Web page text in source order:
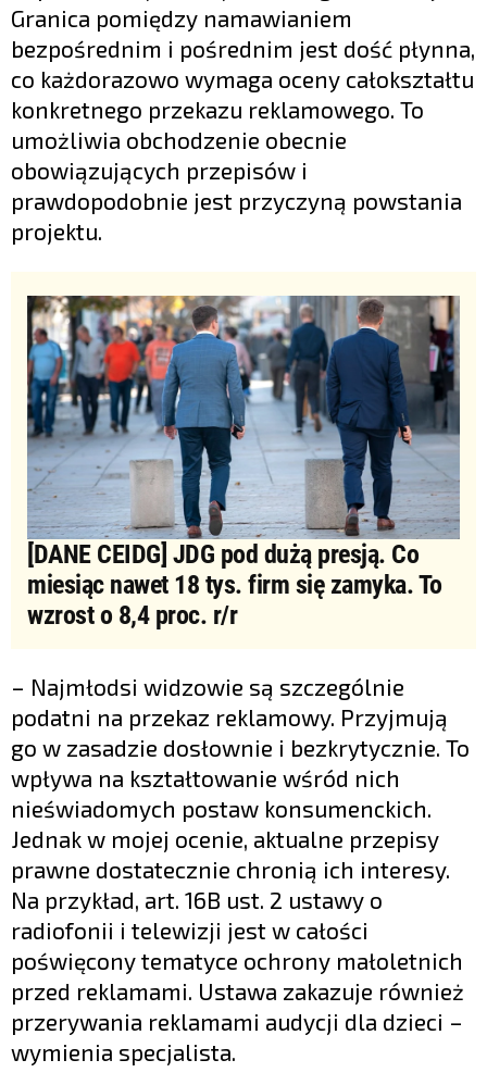
Granica pomiędzy namawianiem
bezpośrednim i pośrednim jest dość płynna,
co każdorazowo wymaga oceny całokształtu
konkretnego przekazu reklamowego. To
umożliwia obchodzenie obecnie
obowiązujących przepisów i
prawdopodobnie jest przyczyną powstania
projektu.
[DANE CEIDG] JDG pod dużą presją. Co
miesiąc nawet 18 tys. firm się zamyka. To
wzrost o 8,4 proc. r/r
– Najmłodsi widzowie są szczególnie
podatni na przekaz reklamowy. Przyjmują
go w zasadzie dosłownie i bezkrytycznie. To
wpływa na kształtowanie wśród nich
nieświadomych postaw konsumenckich.
Jednak w mojej ocenie, aktualne przepisy
prawne dostatecznie chronią ich interesy.
Na przykład, art. 16B ust. 2 ustawy o
radiofonii i telewizji jest w całości
poświęcony tematyce ochrony małoletnich
przed reklamami. Ustawa zakazuje również
przerywania reklamami audycji dla dzieci –
wymienia specjalista.